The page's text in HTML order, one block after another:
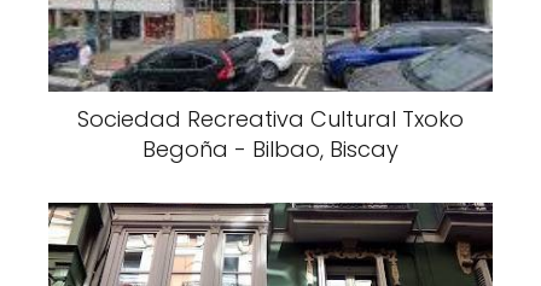
Sociedad Recreativa Cultural Txoko
Begoña - Bilbao, Biscay